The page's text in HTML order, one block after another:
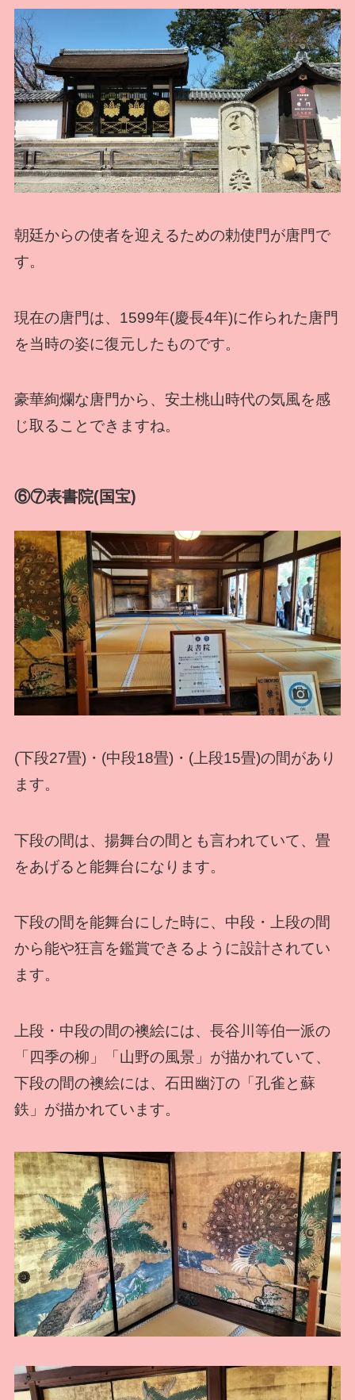
朝廷からの使者を迎えるための勅使門が唐門で
す。
現在の唐門は、1599年(慶長4年)に作られた唐門
を当時の姿に復元したものです。
豪華絢爛な唐門から、安土桃山時代の気風を感
じ取ることできますね。
⑥⑦表書院(国宝)
(下段27畳)・(中段18畳)・(上段15畳)の間があり
ます。
下段の間は、揚舞台の間とも言われていて、畳
をあげると能舞台になります。
下段の間を能舞台にした時に、中段・上段の間
から能や狂言を鑑賞できるように設計されてい
ます。
上段・中段の間の襖絵には、長谷川等伯一派の
「四季の柳」「山野の風景」が描かれていて、
下段の間の襖絵には、石田幽汀の「孔雀と蘇
鉄」が描かれています。